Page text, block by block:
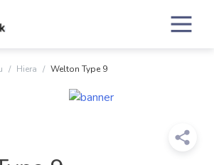
Hiera Welton Type 9